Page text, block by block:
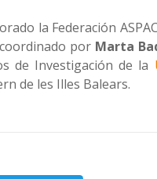
la Federación
por Marta
de Investigación de la
de les Illes Balears.